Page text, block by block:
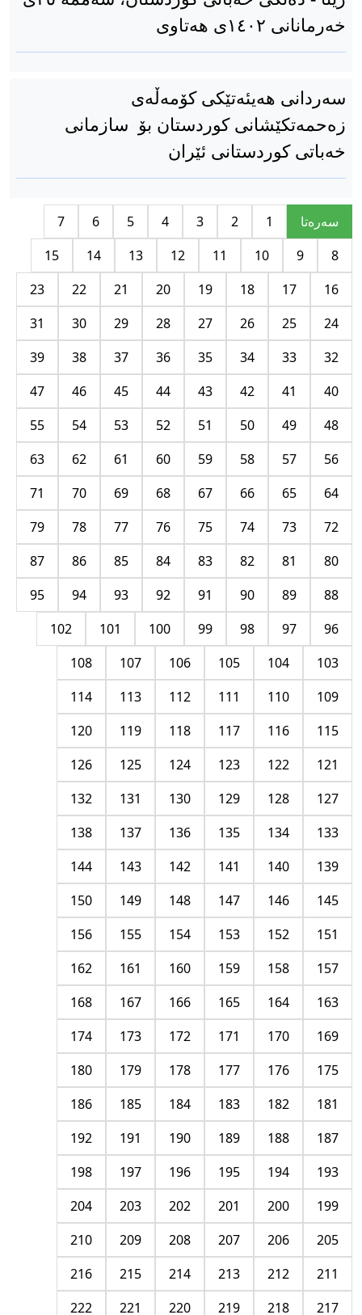
خەرمانانی ١٤٠٢ی هەتاوی
سەردانی هەیئەتێکی کۆمەڵەی
زەحمەتكێشانی كوردستان بۆ سازمانی
خەباتی کوردستانی ئێران
سه‌ره‌تا 1
2
3
4
5
6
7
8
9
10
11
12
13
14
15
16
17
18
19
20
21
22
23
24
25
26
27
28
29
30
31
32
33
34
35
36
37
38
39
40
41
42
43
44
45
46
47
48
49
50
51
52
53
54
55
56
57
58
59
60
61
62
63
64
65
66
67
68
69
70
71
72
73
74
75
76
77
78
79
80
81
82
83
84
85
86
87
88
89
90
91
92
93
94
95
96
97
98
99
100
101
102
103
104
105
106
107
108
109
110
111
112
113
114
115
116
117
118
119
120
121
122
123
124
125
126
127
128
129
130
131
132
133
134
135
136
137
138
139
140
141
142
143
144
145
146
147
148
149
150
151
152
153
154
155
156
157
158
159
160
161
162
163
164
165
166
167
168
169
170
171
172
173
174
175
176
177
178
179
180
181
182
183
184
185
186
187
188
189
190
191
192
193
194
195
196
197
198
199
200
201
202
203
204
205
206
207
208
209
210
211
212
213
214
215
216
217
218
219
220
221
222